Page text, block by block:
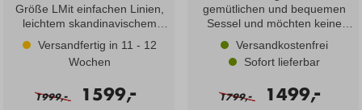
Größe LMit einfachen Linien,
leichtem skandinavischem
Design und unvergleichlichem
Comfort verkörpert diese
Kollektion idealtypisch das, was
Modell Consul lässt sich um
Versandfertig in 11 - 12
Wochen
1999,
- 1599,
-
gemütlichen und bequemen
Sessel und möchten keine
lange Lieferzeit? Dann haben
wir gute Neuigkeiten! Stressless
bietet für drei der
Classic M in Leder Batick
Versandkostenfrei
Sofort lieferbar
1799,
- 1499,
-